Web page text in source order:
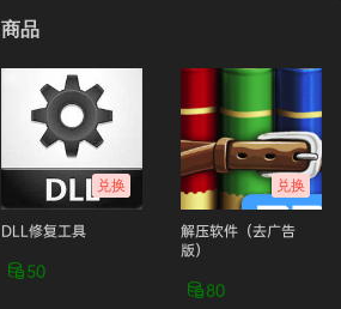
商品
兑换
DLL修复工具
50
兑换
解压软件（去广告
版）
80